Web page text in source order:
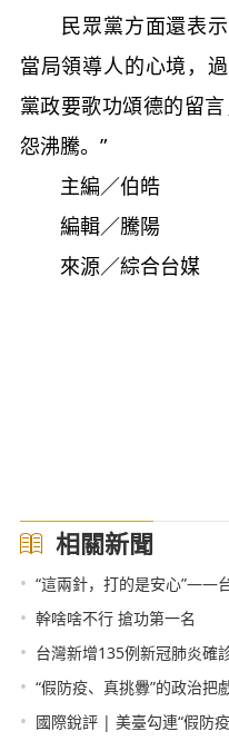
民眾黨方面還表示
當局領導人的心境，
黨政要歌功頌德的留
怨沸騰。”
主編／伯皓
編輯／騰陽
來源／綜合台媒
相關新聞
• “這兩針，打的是安心”——
• 幹啥啥不行 搶功第一名
• 台灣新增135例新冠肺炎確
• “假防疫、真挑釁”的政治把
• 國際銳評 | 美臺勾連“假防